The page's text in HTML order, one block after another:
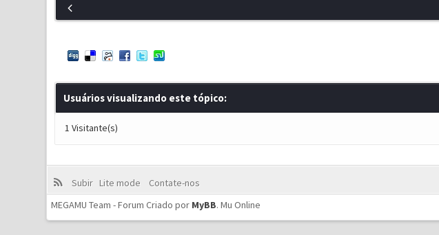
Usuários visualizando este tópico:
1 Visitante(s)
Subir Lite mode
Contate-nos
MEGAMU Team - Forum Criado por MyBB.Mu Online